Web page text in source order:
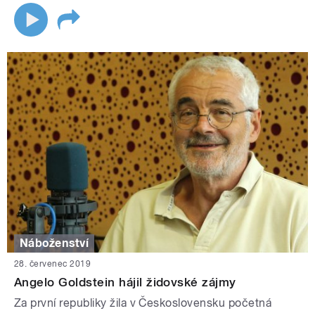
Náboženství
28. červenec 2019
Angelo Goldstein hájil židovské zájmy
Za první republiky žila v Československu početná